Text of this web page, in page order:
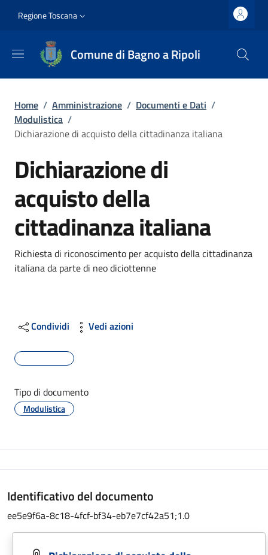
Slim top
Regione Toscana
Comune di Bagno a Ripoli
Briciole di pane
Home / Amministrazione / Documenti e Dati /
Modulistica /
Dichiarazione di acquisto della cittadinanza italiana
Dichiarazione di
acquisto della
cittadinanza italiana
Dettagli
Richiesta di riconoscimento per acquisto della cittadinanza
italiana da parte di neo diciottenne
Condividi Vedi azioni
Tipo di documento
Modulistica
Identificativo del documento
ee5e9f6a-8c18-4fcf-bf34-eb7e7cf42a51;1.0